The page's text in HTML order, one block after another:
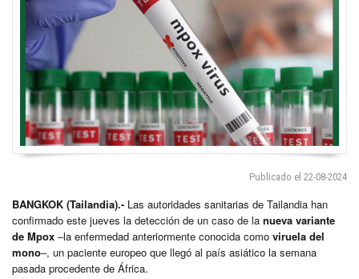
Publicado el 22-08-2024
BANGKOK (Tailandia).- Las autoridades sanitarias de Tailandia han
confirmado este jueves la detección de un caso de la nueva variante
de Mpox ‒la enfermedad anteriormente conocida como viruela del
mono‒, un paciente europeo que llegó al país asiático la semana
pasada procedente de África.